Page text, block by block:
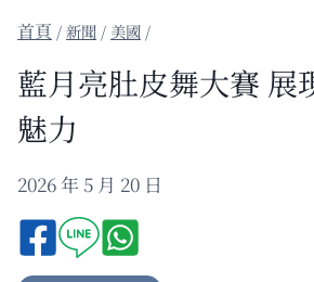
/新聞 / 美國 /
藍月亮肚皮舞大賽 展
魅力
2026 年 5 月 20 日